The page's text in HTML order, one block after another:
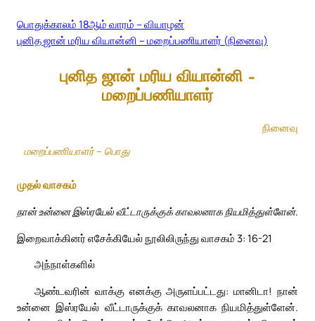
பொதுக்காலம் 18ஆம் வாரம் – வியாழன்
புனித ஜான் மரிய வியான்னி – மறைப்பணியாளர் (நினைவு)
புனித ஜான் மரிய வியான்னி –
மறைப்பணியாளர்
நினைவு
மறைப்பணியாளர் – பொது
முதல் வாசகம்
நான் உன்னை இஸ்ரயேல் வீட்டாருக்குக் காவலனாக நியமித்துள்ளேன்.
இறைவாக்கினர் எசேக்கியேல் நூலிலிருந்து வாசகம் 3: 16-21
அந்நாள்களில்
ஆண்டவரின் வாக்கு எனக்கு அருளப்பட்டது: மானிடா! நான்
உன்னை இஸ்ரயேல் வீட்டாருக்குக் காவலனாக நியமித்துள்ளேன்.